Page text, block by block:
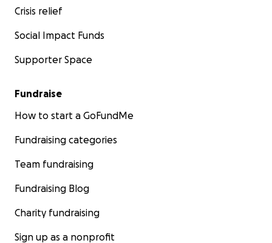
Crisis relief
Social Impact Funds
Supporter Space
Fundraise
How to start a GoFundMe
Fundraising categories
Team fundraising
Fundraising Blog
Charity fundraising
Sign up as a nonprofit